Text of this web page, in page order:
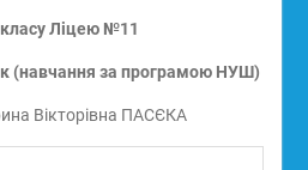
класу Ліцею №11
(навчання за програмою НУШ)
Вікторівна ПАСЄКА